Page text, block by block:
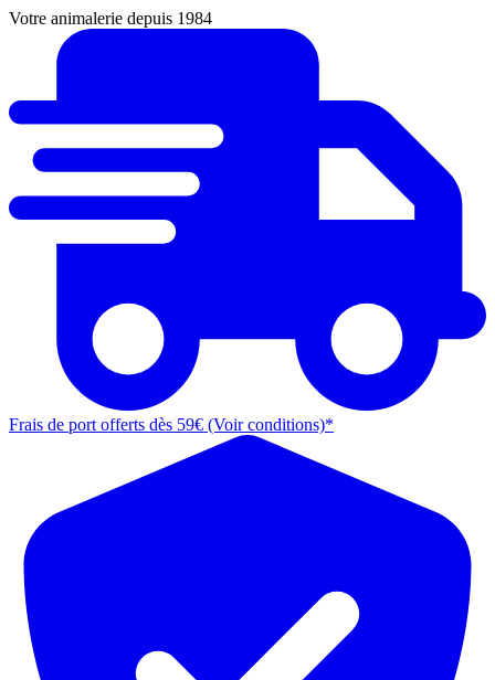
Votre animalerie depuis 1984
Frais de port offerts dès 59€ (Voir conditions)*